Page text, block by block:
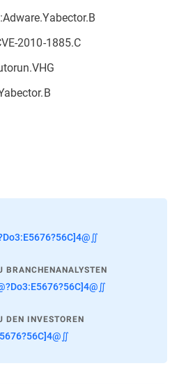
2010-1885.C
BRANCHENANALYSTEN
DEN INVESTOREN